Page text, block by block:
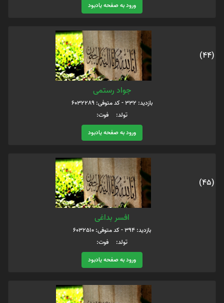
ورود به صفحه یادبود
(44)
جواد رستمی
بازدید: 332 - کد متوفی: 6032289
تولد: فوت:
ورود به صفحه یادبود
(45)
افسر بداغی
بازدید: 394 - کد متوفی: 6032510
تولد: فوت:
ورود به صفحه یادبود